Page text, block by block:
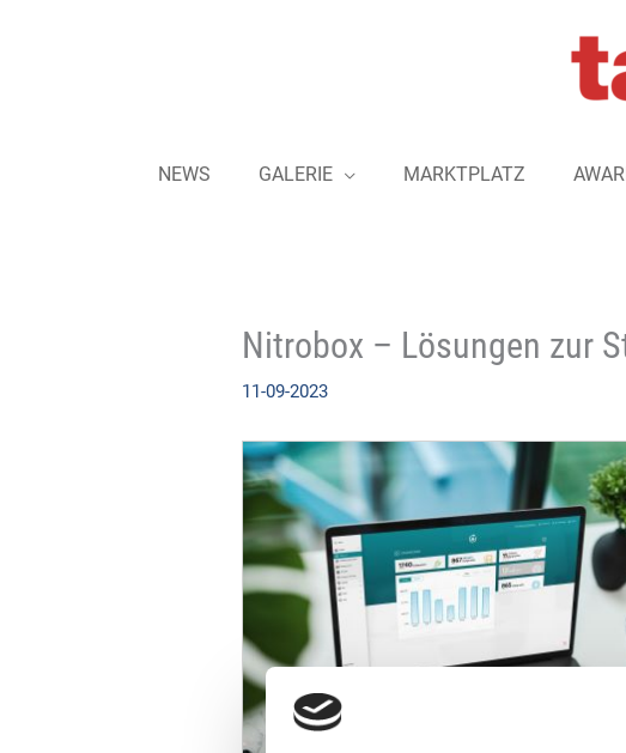
NEWS GALERIE MARKTPLATZ
Nitrobox – Lösungen zur
11-09-2023